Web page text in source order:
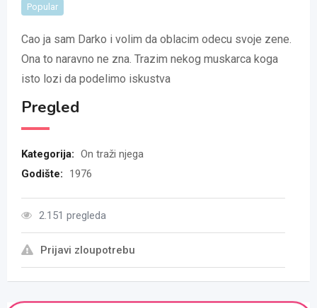
Popular
Cao ja sam Darko i volim da oblacim odecu svoje zene.
Ona to naravno ne zna. Trazim nekog muskarca koga
isto lozi da podelimo iskustva
Pregled
Kategorija: On traži njega
Godište:
1976
2.151 pregleda
Prijavi zloupotrebu